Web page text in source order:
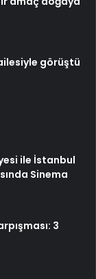
görüştü
ile İstanbul
Sinema
3